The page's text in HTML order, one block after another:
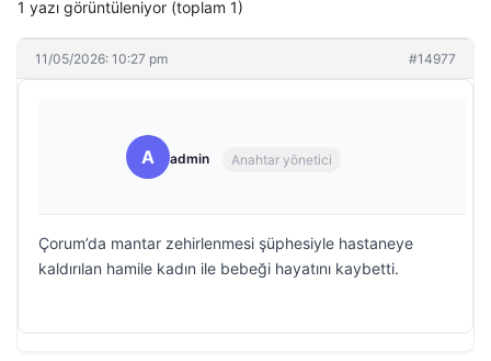
1 yazı görüntüleniyor (toplam 1)
11/05/2026: 10:27 pm #14977
A admin Anahtar yönetici
Çorum’da mantar zehirlenmesi şüphesiyle hastaneye
kaldırılan hamile kadın ile bebeği hayatını kaybetti.